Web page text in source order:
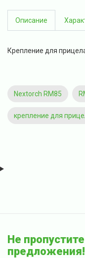
Описание
Крепление для
Nextorch RM85
крепление для
Не
предложения!